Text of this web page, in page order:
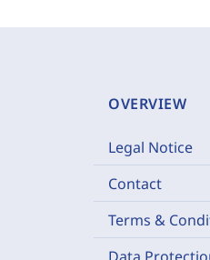
OVERVIEW
Legal Notice
Contact
Terms &
Data